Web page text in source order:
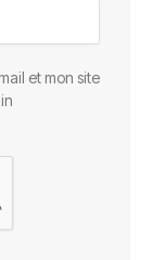
et mon site